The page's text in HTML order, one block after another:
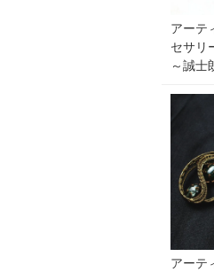
アーテ
セサリ
～誠士
アーテ